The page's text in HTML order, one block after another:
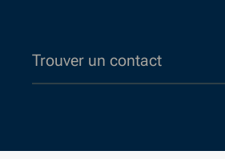
Trouver un contact